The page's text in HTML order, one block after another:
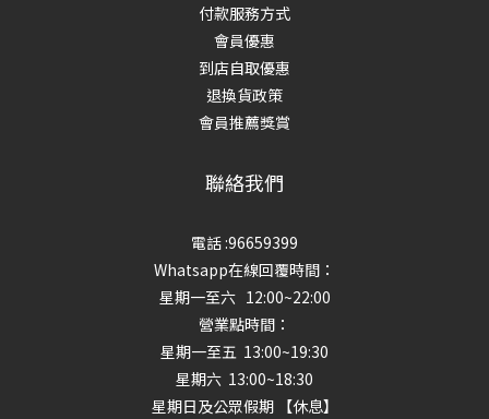
付款服務方式
會員優惠
到店自取優惠
退換貨政策
會員推薦獎賞
聯絡我們
電話 :96659399
Whatsapp在線回覆時間：
星期一至六 12:00~22:00
營業點時間：
星期一至五 13:00~19:30
星期六 13:00~18:30
星期日及公眾假期 【休息】